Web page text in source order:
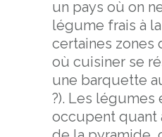
un pays où on
légume frais à
certaines zones
où cuisiner se
une barquette
?). Les
occupent quant